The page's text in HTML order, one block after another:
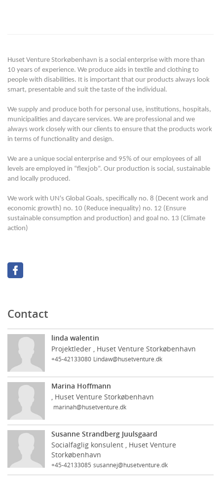
Huset Venture Storkøbenhavn is a social enterprise with more than
10 years of experience. We produce aids in textile and clothing to
people with disabilities. It is important that our products always look
smart, presentable and suit the taste of the individual.
We supply and produce both for personal use, institutions, hospitals,
municipalities and daycare services. We are professional and we
always work closely with our clients to ensure that the products work
in terms of functionality and design.
We are a unique social enterprise and 95% of our employees of all
levels are employed in “flexjob”. Our production is social, sustainable
and locally produced.
We work with UN's Global Goals, specifically no. 8 (Decent work and
economic growth) no. 10 (Reduce inequality) no. 12 (Ensure
sustainable consumption and production) and goal no. 13 (Climate
action)
Contact
linda walentin
Projektleder , Huset Venture Storkøbenhavn
+45-42133080 Lindaw@husetventure.dk
Marina Hoffmann
, Huset Venture Storkøbenhavn
marinah@husetventure.dk
Susanne Strandberg Juulsgaard
Socialfaglig konsulent , Huset Venture
Storkøbenhavn
+45-42133085 susannej@husetventure.dk